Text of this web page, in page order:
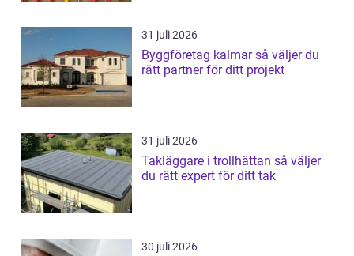
31 juli 2026
Byggföretag kalmar så väljer du
rätt partner för ditt projekt
31 juli 2026
Takläggare i trollhättan så väljer
du rätt expert för ditt tak
30 juli 2026